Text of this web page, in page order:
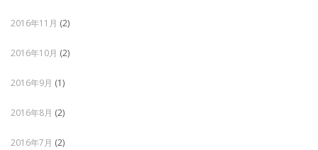
2016年11月 (2)
2016年10月 (2)
2016年9月 (1)
2016年8月 (2)
2016年7月 (2)